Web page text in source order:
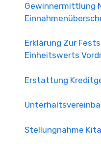
Gewinnermittlung
Erklärung Zur
Einheitswerts
Erstattung
Stellungnahme